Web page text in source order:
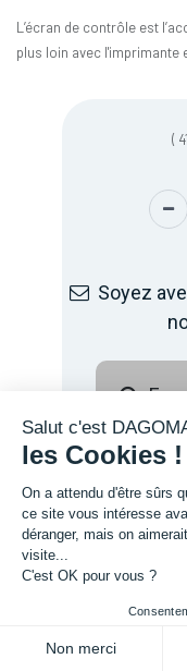
L’écran de contrôle est
plus loin avec
(
Soyez
Salut c'est
les Cookies !
On a attendu d'être sûrs
ce site vous intéresse
déranger, mais on
visite...
C'est OK pour vous ?
Non merci